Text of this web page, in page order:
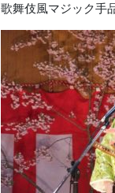
歌舞伎風マジック手